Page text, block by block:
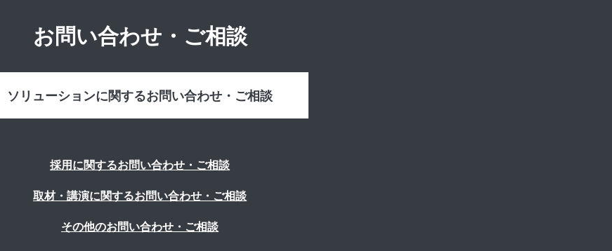
お問い合わせ・ご相談
ソリューションに関するお問い合わせ・ご相談
採用に関するお問い合わせ・ご相談
取材・講演に関するお問い合わせ・ご相談
その他のお問い合わせ・ご相談